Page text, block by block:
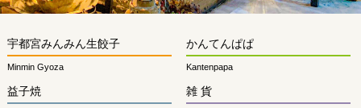
宇都宮みんみん生餃子
Minmin Gyoza
かんてんぱぱ
Kantenpapa
益子焼 雑 貨